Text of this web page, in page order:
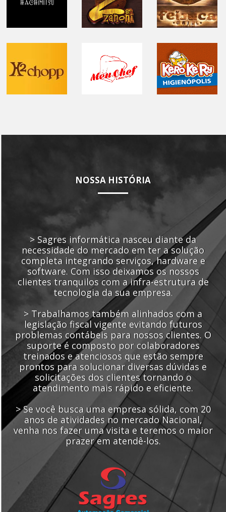
NOSSA HISTÓRIA
> Sagres informática nasceu diante da
necessidade do mercado em ter a solução
completa integrando serviços, hardware e
software. Com isso deixamos os nossos
clientes tranquilos com a infra-estrutura de
tecnologia da sua empresa.
> Trabalhamos também alinhados com a
legislação fiscal vigente evitando futuros
problemas contábeis para nossos clientes. O
suporte é composto por colaboradores
treinados e atenciosos que estão sempre
prontos para solucionar diversas dúvidas e
solicitações dos clientes tornando o
atendimento mais rápido e eficiente.
> Se você busca uma empresa sólida, com 20
anos de atividades no mercado Nacional,
venha nos fazer uma visita e teremos o maior
prazer em atendê-los.